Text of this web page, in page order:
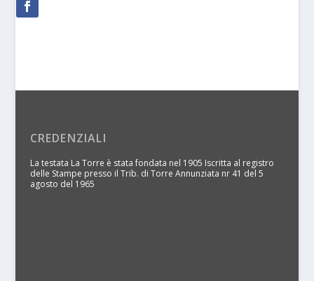
CREDENZIALI
La testata La Torre è stata fondata nel 1905 Iscritta al registro
delle Stampe presso il Trib. di Torre Annunziata nr 41 del 5
agosto del 1965